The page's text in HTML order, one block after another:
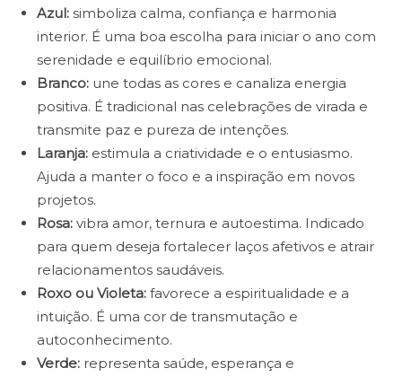
Azul: simboliza calma, confiança e harmonia
interior. É uma boa escolha para iniciar o ano com
serenidade e equilíbrio emocional.
Branco: une todas as cores e canaliza energia
positiva. É tradicional nas celebrações de virada e
transmite paz e pureza de intenções.
Laranja: estimula a criatividade e o entusiasmo.
Ajuda a manter o foco e a inspiração em novos
projetos.
Rosa: vibra amor, ternura e autoestima. Indicado
para quem deseja fortalecer laços afetivos e atrair
relacionamentos saudáveis.
Roxo ou Violeta: favorece a espiritualidade e a
intuição. É uma cor de transmutação e
autoconhecimento.
Verde: representa saúde, esperança e